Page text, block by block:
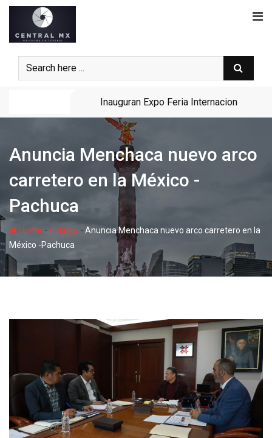
Skip
content
Inauguran Expo Feria Internacional
Anuncia Menchaca nuevo arco
carretero en la México -
Pachuca
Home - Hidalgo -Anuncia Menchaca nuevo arco carretero en la
México -Pachuca